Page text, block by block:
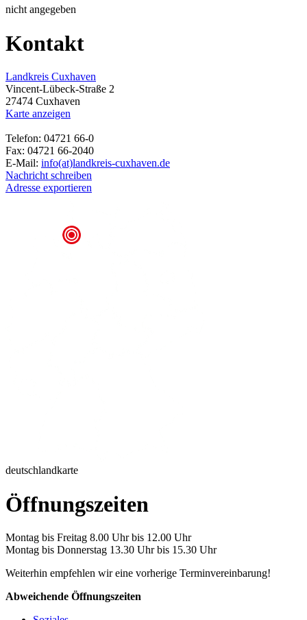
nicht angegeben
Kontakt
Landkreis Cuxhaven
Vincent-Lübeck-Straße 2
27474 Cuxhaven
Karte anzeigen
Telefon: 04721 66-0
Fax: 04721 66-2040
E-Mail: info(at)landkreis-cuxhaven.de
Nachricht schreiben
Adresse exportieren
deutschlandkarte
Öffnungszeiten
Montag bis Freitag 8.00 Uhr bis 12.00 Uhr
Montag bis Donnerstag 13.30 Uhr bis 15.30 Uhr
Weiterhin empfehlen wir eine vorherige Terminvereinbarung!
Abweichende Öffnungszeiten